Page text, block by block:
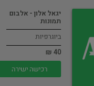
יגאל אלון - אלבום
תמונות
ביוגרפיות
40 ₪
רכישה ישירה